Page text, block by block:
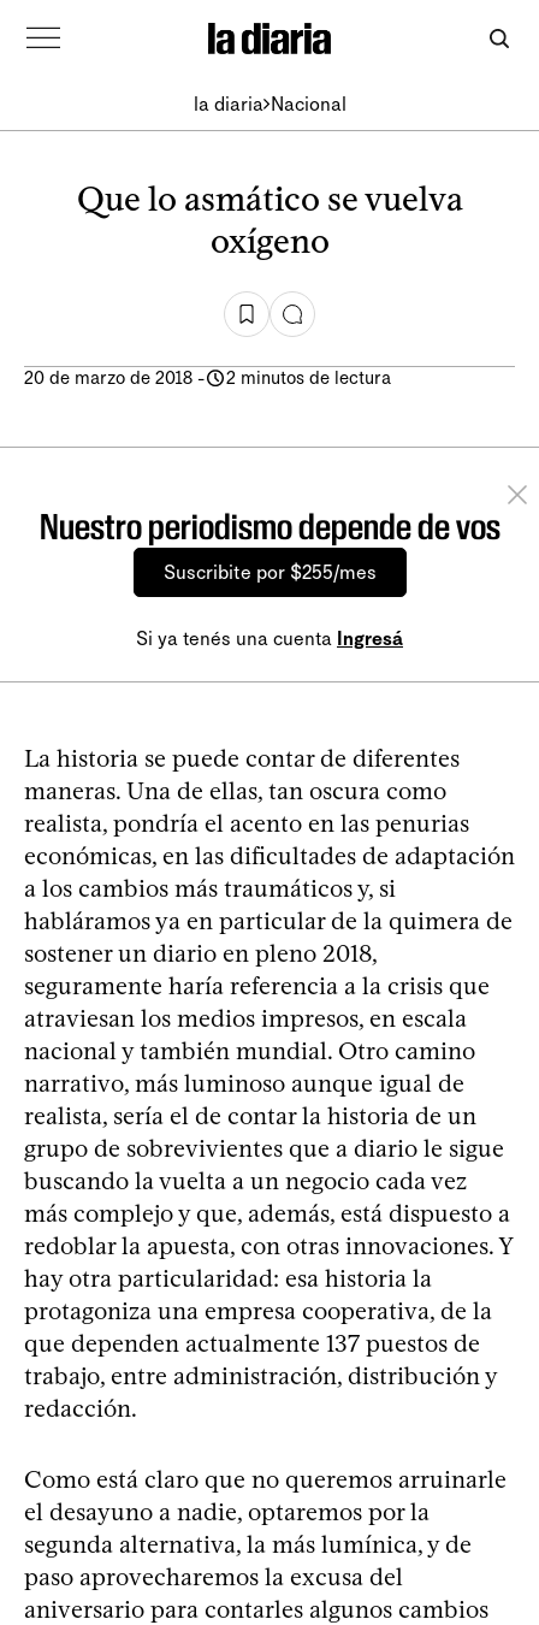
la diaria Nacional
Que lo asmático se vuelva
oxígeno
20 de marzo de 2018 - 2 minutos de lectura
Nuestro periodismo depende de vos
Suscribite por $255/mes
Si ya tenés una cuenta Ingresá
La historia se puede contar de diferentes
maneras. Una de ellas, tan oscura como
realista, pondría el acento en las penurias
económicas, en las dificultades de adaptación
a los cambios más traumáticos y, si
habláramos ya en particular de la quimera de
sostener un diario en pleno 2018,
seguramente haría referencia a la crisis que
atraviesan los medios impresos, en escala
nacional y también mundial. Otro camino
narrativo, más luminoso aunque igual de
realista, sería el de contar la historia de un
grupo de sobrevivientes que a diario le sigue
buscando la vuelta a un negocio cada vez
más complejo y que, además, está dispuesto a
redoblar la apuesta, con otras innovaciones. Y
hay otra particularidad: esa historia la
protagoniza una empresa cooperativa, de la
que dependen actualmente 137 puestos de
trabajo, entre administración, distribución y
redacción.
Como está claro que no queremos arruinarle
el desayuno a nadie, optaremos por la
segunda alternativa, la más lumínica, y de
paso aprovecharemos la excusa del
aniversario para contarles algunos cambios